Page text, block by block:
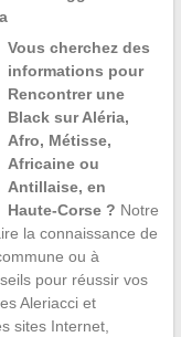
Vous cherchez des
informations pour
Rencontrer une
Black sur Aléria,
Afro, Métisse,
Africaine ou
Antillaise, en
Haute-Corse ? Notre
la connaissance de
ou à
pour réussir vos
Aleriacci et
sites Internet,